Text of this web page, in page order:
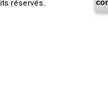
réservés.